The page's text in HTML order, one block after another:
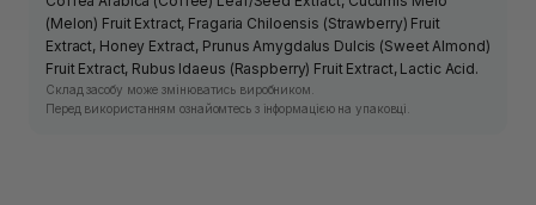
(Melon) Fruit Extract, Fragaria Chiloensis (Strawberry) Fruit
Extract, Honey Extract, Prunus Amygdalus Dulcis (Sweet Almond)
Fruit Extract, Rubus Idaeus (Raspberry) Fruit Extract, Lactic Acid.
Склад засобу може змінюватись виробником.
Перед використанням ознайомтесь з інформацією на упаковці.